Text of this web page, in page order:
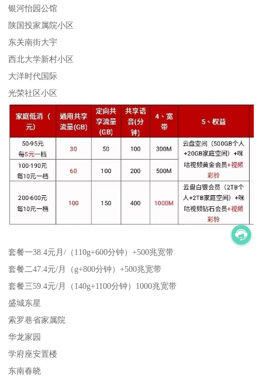
银河怡园公馆
陕国投家属院小区
东关南街大宇
西北大学新村小区
大洋时代国际
光荣社区小区
套餐一38.4元月/（110g+600分钟）+500兆宽带
套餐二47.4元/月（g+800分钟）+500兆宽带
套餐三59.4元/月（140g+1100分钟）1000兆宽带
盛城东星
索罗巷省家属院
华龙家园
学府座安置楼
东南春晓